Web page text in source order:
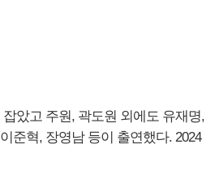
았고 주원, 곽도원 외에도 유재명,
준혁, 장영남 등이 출연했다. 2024